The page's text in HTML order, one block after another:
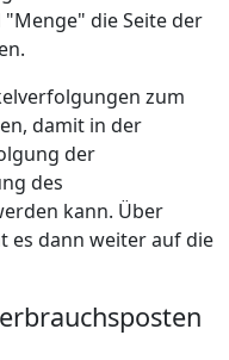
die Seite der
zum
damit in der
der
des
kann. Über
es dann weiter auf die